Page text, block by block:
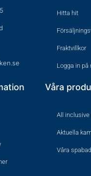
Hitta hit
Fraktvillkor
Logga in
Våra
All inclusive
Aktuella
Våra spabad